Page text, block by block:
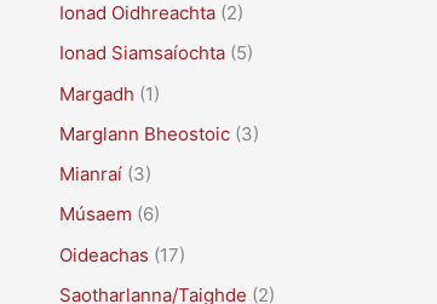
Ionad Oidhreachta (2)
Ionad Siamsaíochta (5)
Margadh (1)
Marglann Bheostoic (3)
Mianraí (3)
Músaem (6)
Oideachas (17)
Saotharlanna/Taighde (2)